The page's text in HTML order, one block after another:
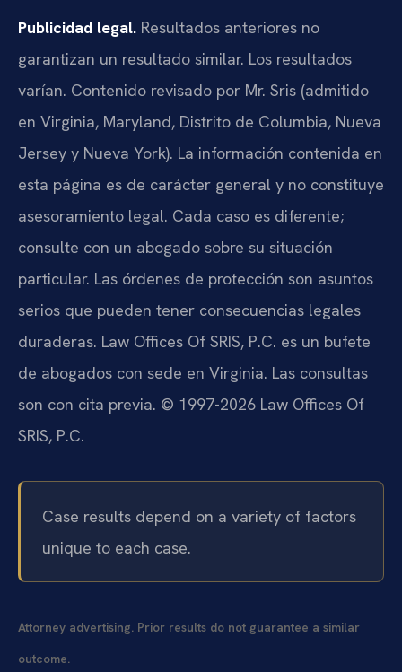
Publicidad legal. Resultados anteriores no
garantizan un resultado similar. Los resultados
varían. Contenido revisado por Mr. Sris (admitido
en Virginia, Maryland, Distrito de Columbia, Nueva
Jersey y Nueva York). La información contenida en
esta página es de carácter general y no constituye
asesoramiento legal. Cada caso es diferente;
consulte con un abogado sobre su situación
particular. Las órdenes de protección son asuntos
serios que pueden tener consecuencias legales
duraderas. Law Offices Of SRIS, P.C. es un bufete
de abogados con sede en Virginia. Las consultas
son con cita previa. © 1997-2026 Law Offices Of
SRIS, P.C.
Case results depend on a variety of factors
unique to each case.
Attorney advertising. Prior results do not guarantee a similar
outcome.